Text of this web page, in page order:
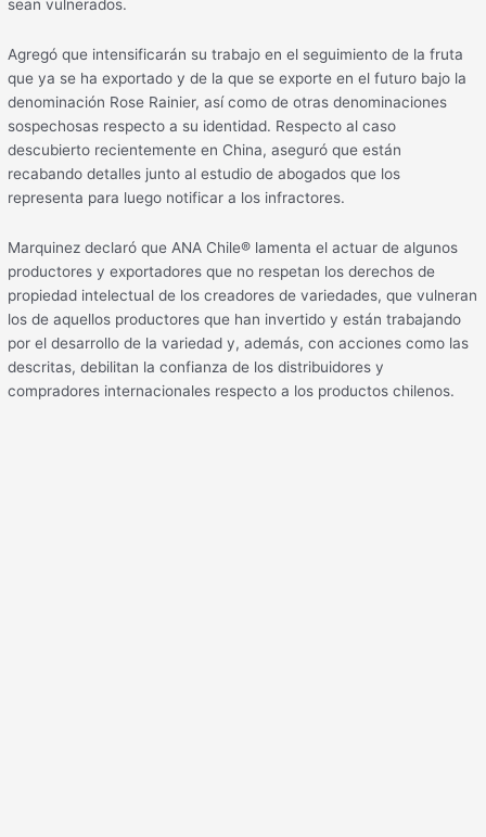
sean vulnerados.
Agregó que intensificarán su trabajo en el seguimiento de la fruta
que ya se ha exportado y de la que se exporte en el futuro bajo la
denominación Rose Rainier, así como de otras denominaciones
sospechosas respecto a su identidad. Respecto al caso
descubierto recientemente en China, aseguró que están
recabando detalles junto al estudio de abogados que los
representa para luego notificar a los infractores.
Marquinez declaró que ANA Chile® lamenta el actuar de algunos
productores y exportadores que no respetan los derechos de
propiedad intelectual de los creadores de variedades, que vulneran
los de aquellos productores que han invertido y están trabajando
por el desarrollo de la variedad y, además, con acciones como las
descritas, debilitan la confianza de los distribuidores y
compradores internacionales respecto a los productos chilenos.